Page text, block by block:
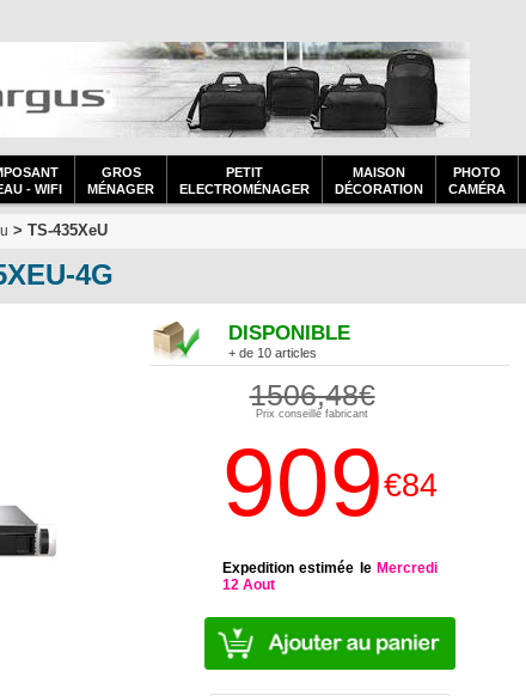
- WIFI
GROS
MÉNAGER
PETIT
ELECTROMÉNAGER
MAISON
DÉCORATION
PHOTO
CAMÉRA
> TS-435XeU
4G
DISPONIBLE
+ de 10 articles
1506,48€
Prix conseillé fabricant
909€84
Expedition estimée le Mercredi
12 Aout